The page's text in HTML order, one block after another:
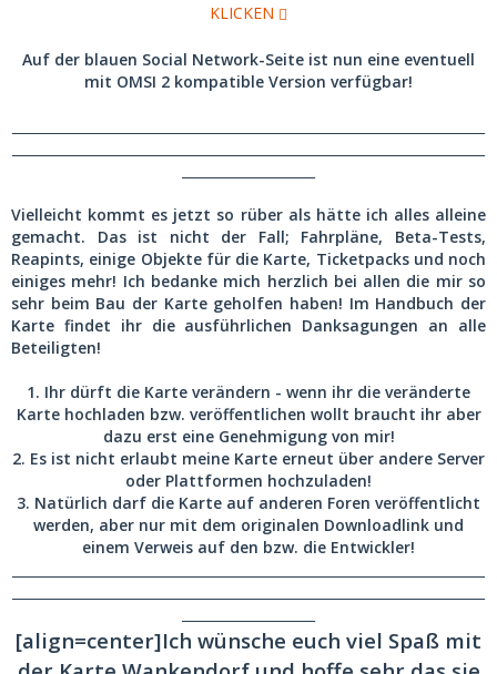
KLICKEN
Auf der blauen Social Network-Seite ist nun eine eventuell
mit OMSI 2 kompatible Version verfügbar!
Vielleicht kommt es jetzt so rüber als hätte ich alles alleine
gemacht. Das ist nicht der Fall; Fahrpläne, Beta-Tests,
Reapints, einige Objekte für die Karte, Ticketpacks und noch
einiges mehr! Ich bedanke mich herzlich bei allen die mir so
sehr beim Bau der Karte geholfen haben! Im Handbuch der
Karte findet ihr die ausführlichen Danksagungen an alle
Beteiligten!
1. Ihr dürft die Karte verändern - wenn ihr die veränderte
Karte hochladen bzw. veröffentlichen wollt braucht ihr aber
dazu erst eine Genehmigung von mir!
2. Es ist nicht erlaubt meine Karte erneut über andere Server
oder Plattformen hochzuladen!
3. Natürlich darf die Karte auf anderen Foren veröffentlicht
werden, aber nur mit dem originalen Downloadlink und
einem Verweis auf den bzw. die Entwickler!
[align=center]Ich wünsche euch viel Spaß mit